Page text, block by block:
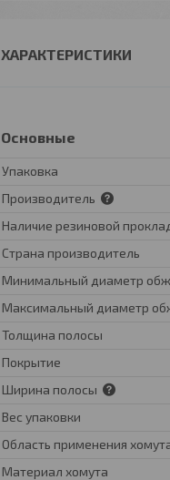
ХАРАКТЕРИСТИКИ
Основные
Упаковка
Производитель
Наличие резиновой
Страна производитель
Минимальный диаметр
Максимальный диаметр
Толщина полосы
Покрытие
Ширина полосы
Вес упаковки
Область применения
Материал хомута